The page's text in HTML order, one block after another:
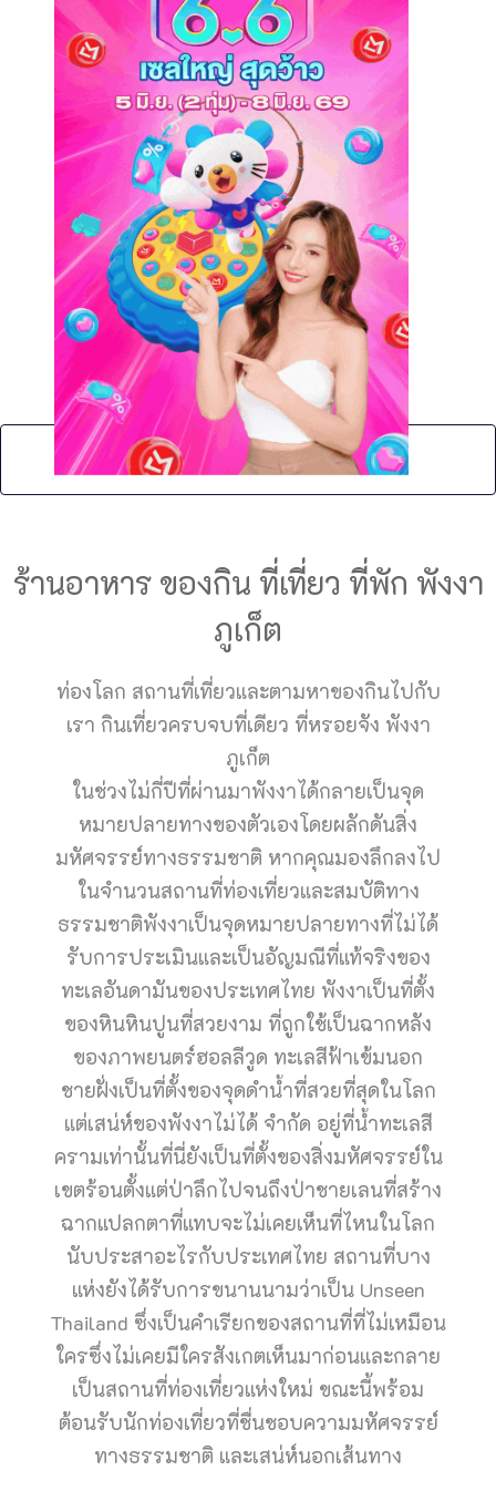
No Post Found
ร้านอาหาร ของกิน ที่เที่ยว ที่พัก พังงา
ภูเก็ต
ท่องโลก สถานที่เที่ยวและตามหาของกินไปกับ
เรา กินเที่ยวครบจบที่เดียว ที่หรอยจัง พังงา
ภูเก็ต
ในช่วงไม่กี่ปีที่ผ่านมาพังงาได้กลายเป็นจุด
หมายปลายทางของตัวเองโดยผลักดันสิ่ง
มหัศจรรย์ทางธรรมชาติ หากคุณมองลึกลงไป
ในจำนวนสถานที่ท่องเที่ยวและสมบัติทาง
ธรรมชาติพังงาเป็นจุดหมายปลายทางที่ไม่ได้
รับการประเมินและเป็นอัญมณีที่แท้จริงของ
ทะเลอันดามันของประเทศไทย พังงาเป็นที่ตั้ง
ของหินหินปูนที่สวยงาม ที่ถูกใช้เป็นฉากหลัง
ของภาพยนตร์ฮอลลีวูด ทะเลสีฟ้าเข้มนอก
ชายฝั่งเป็นที่ตั้งของจุดดำน้ำที่สวยที่สุดในโลก
แต่เสน่ห์ของพังงาไม่ได้ จำกัด อยู่ที่น้ำทะเลสี
ครามเท่านั้นที่นี่ยังเป็นที่ตั้งของสิ่งมหัศจรรย์ใน
เขตร้อนตั้งแต่ป่าลึกไปจนถึงป่าชายเลนที่สร้าง
ฉากแปลกตาที่แทบจะไม่เคยเห็นที่ไหนในโลก
นับประสาอะไรกับประเทศไทย สถานที่บาง
แห่งยังได้รับการขนานนามว่าเป็น Unseen
Thailand ซึ่งเป็นคำเรียกของสถานที่ที่ไม่เหมือน
ใครซึ่งไม่เคยมีใครสังเกตเห็นมาก่อนและกลาย
เป็นสถานที่ท่องเที่ยวแห่งใหม่ ขณะนี้พร้อม
ต้อนรับนักท่องเที่ยวที่ชื่นชอบความมหัศจรรย์
ทางธรรมชาติ และเสน่ห์นอกเส้นทาง